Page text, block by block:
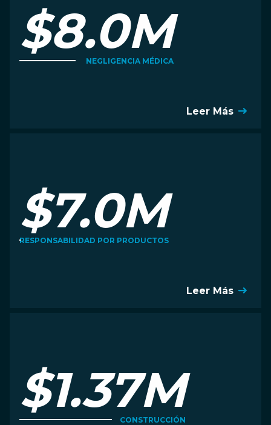
$8.0M
NEGLIGENCIA MÉDICA
Leer Más
$7.0M
RESPONSABILIDAD POR PRODUCTOS
Leer Más
$1.37M
CONSTRUCCIÓN